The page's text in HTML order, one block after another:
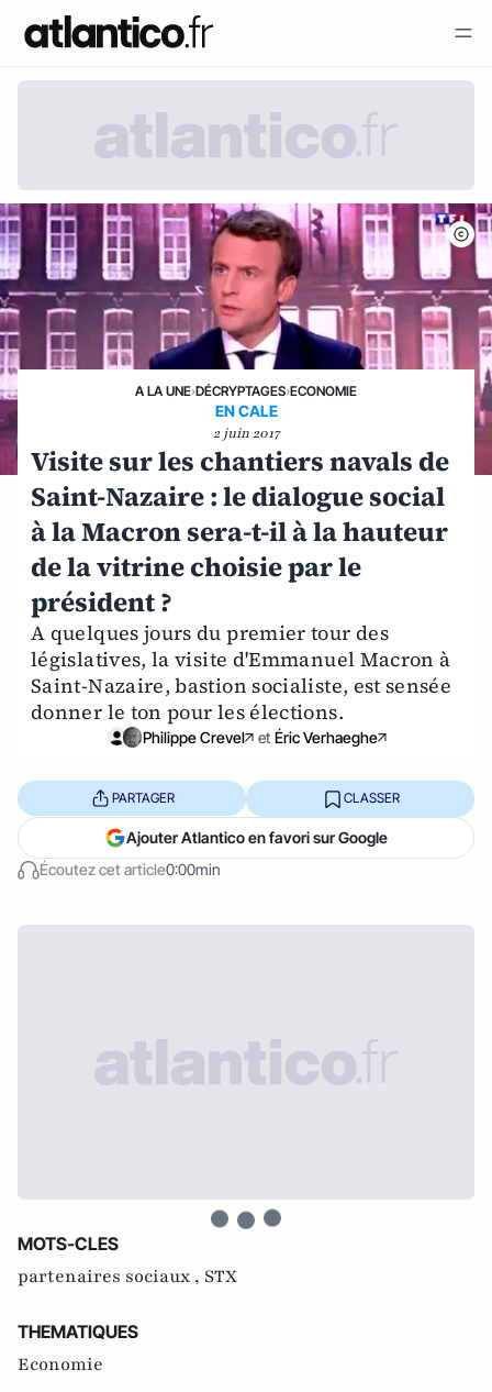
A LA UNE›DÉCRYPTAGES›ECONOMIE
EN CALE
2 juin 2017
Visite sur les chantiers navals de
Saint-Nazaire : le dialogue social
à la Macron sera-t-il à la hauteur
de la vitrine choisie par le
président ?
A quelques jours du premier tour des
législatives, la visite d'Emmanuel Macron à
Saint-Nazaire, bastion socialiste, est sensée
donner le ton pour les élections.
Philippe Crevel et Éric Verhaeghe
Écoutez cet article0:00min
PARTAGER CLASSER
Ajouter Atlantico en favori sur Google
MOTS-CLES
partenaires sociaux , STX
THEMATIQUES
Economie